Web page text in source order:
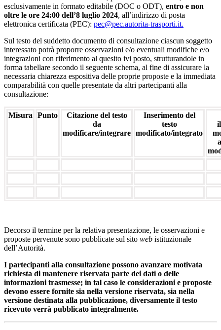
esclusivamente in formato editabile (DOC o ODT), entro e non
oltre le ore 24:00 dell’8 luglio 2024, all’indirizzo di posta
elettronica certificata (PEC): pec@pec.autorita-trasporti.it.
Sul testo del suddetto documento di consultazione ciascun soggetto
interessato potrà proporre osservazioni e/o eventuali modifiche e/o
integrazioni con riferimento al quesito ivi posto, strutturandole in
forma tabellare secondo il seguente schema, al fine di assicurare la
necessaria chiarezza espositiva delle proprie proposte e la immediata
comparabilità con quelle presentate da altri partecipanti alla
consultazione:
Misura Punto
Citazione del testo
da
modificare/integrare
Inserimento del
testo
modificato/integrato
Decorso il termine per la relativa presentazione, le osservazioni e
proposte pervenute sono pubblicate sul sito web istituzionale
dell’Autorità.
I partecipanti alla consultazione possono avanzare motivata
richiesta di mantenere riservata parte dei dati o delle
informazioni trasmesse; in tal caso le considerazioni e proposte
devono essere fornite sia nella versione riservata, sia nella
versione destinata alla pubblicazione, diversamente il testo
ricevuto verrà pubblicato integralmente.